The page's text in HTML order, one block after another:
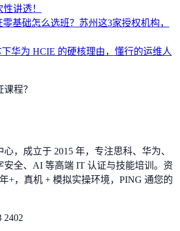
讲透！
基础怎么选班？苏州这3家授权机构，
华为 HCIE 的硬核理由，懂行的运维人
程？
，成立于 2015 年，专注思科、华为、
安全、AI 等高端 IT 认证与技能培训。资
+，真机 + 模拟实操环境， PING 通您的
2402